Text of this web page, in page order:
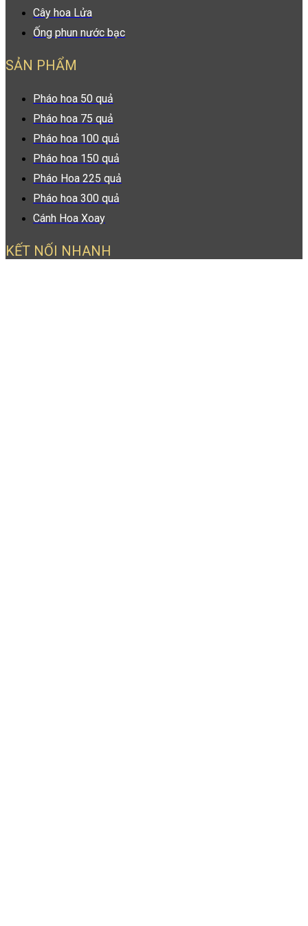
Cây hoa Lửa
Ống phun nước bạc
SẢN PHẨM
Pháo hoa 50 quả
Pháo hoa 75 quả
Pháo hoa 100 quả
Pháo hoa 150 quả
Pháo Hoa 225 quả
Pháo hoa 300 quả
Cánh Hoa Xoay
KẾT NỐI NHANH